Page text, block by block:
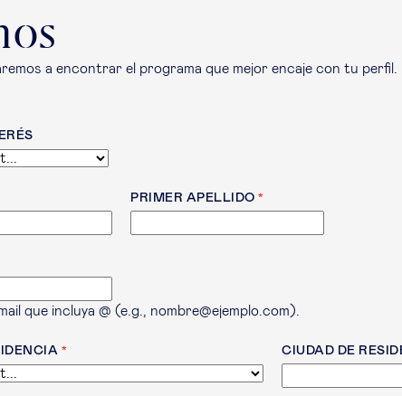
a encontrar el programa que mejor encaje con tu perfil.
PRIMER APELLIDO
que incluya @ (e.g., nombre@ejemplo.com).
CIUDAD DE